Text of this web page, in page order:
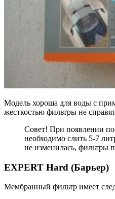
Модель хороша для воды с
жесткостью фильтры не
Совет! При появлении
необходимо слить 5-7
не изменилась, фильтры
EXPERT Hard (Барьер)
Мембранный фильтр имеет